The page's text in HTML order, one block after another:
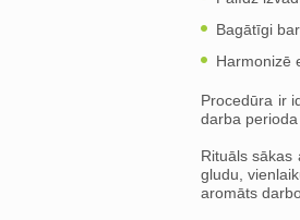
Bagātīgi
Harmonizē
Procedūra ir
darba
Rituāls
gludu,
aromāts